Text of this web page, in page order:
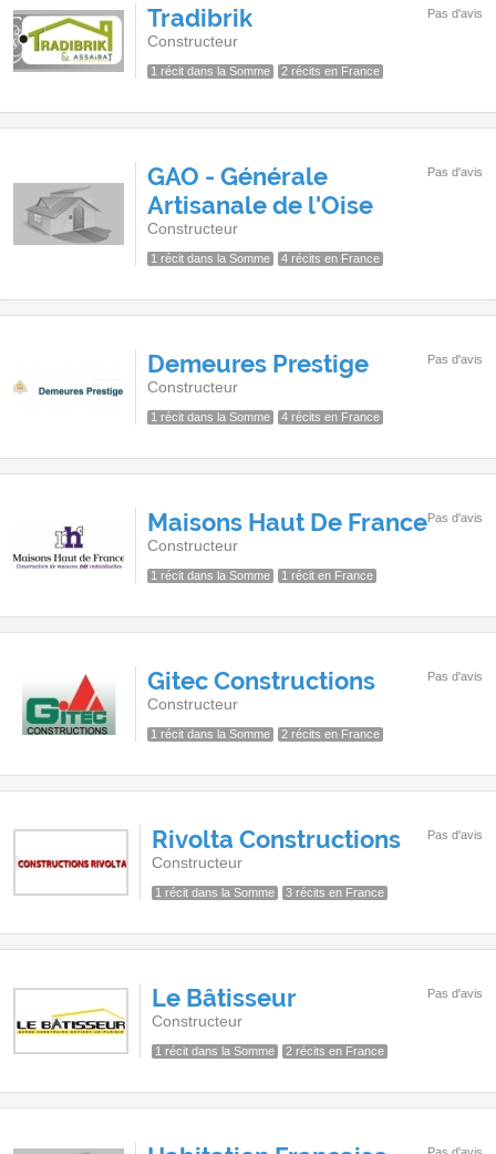
Tradibrik
Constructeur
1 récit dans la Somme 2 récits en France
Pas d'avis
GAO - Générale
Artisanale de l'Oise
Constructeur
1 récit dans la Somme 4 récits en France
Pas d'avis
Demeures Prestige
Constructeur
1 récit dans la Somme 4 récits en France
Pas d'avis
Maisons Haut De France
Constructeur
1 récit dans la Somme 1 récit en France
Pas d'avis
Gitec Constructions
Constructeur
1 récit dans la Somme 2 récits en France
Pas d'avis
Rivolta Constructions
Constructeur
1 récit dans la Somme 3 récits en France
Pas d'avis
Le Bâtisseur
Constructeur
1 récit dans la Somme 2 récits en France
Pas d'avis